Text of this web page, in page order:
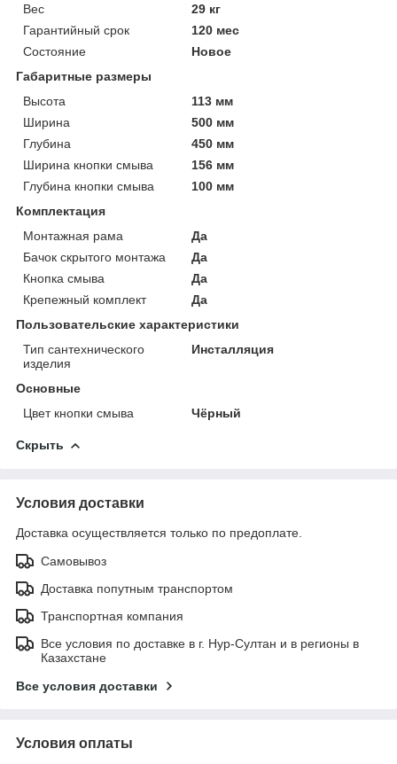
Вес
29 кг
Гарантийный срок
120 мес
Состояние
Новое
Габаритные размеры
Высота
113 мм
Ширина
500 мм
Глубина
450 мм
Ширина кнопки смыва
156 мм
Глубина кнопки смыва
100 мм
Комплектация
Монтажная рама
Да
Бачок скрытого монтажа
Да
Кнопка смыва
Да
Крепежный комплект
Да
Пользовательские характеристики
Тип сантехнического
изделия
Инсталляция
Основные
Цвет кнопки смыва
Чёрный
Скрыть
Условия доставки
Доставка осуществляется только по предоплате.
Самовывоз
Доставка попутным транспортом
Транспортная компания
Все условия по доставке в г. Нур-Султан и в регионы в
Казахстане
Все условия доставки
Условия оплаты